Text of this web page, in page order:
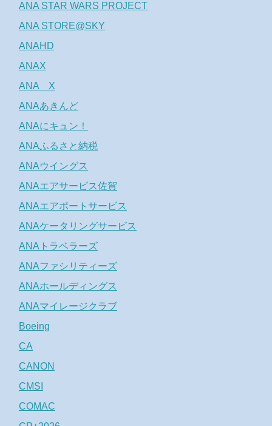
ANA STAR WARS PROJECT
ANA STORE@SKY
ANAHD
ANAX
ANA X
ANAあきんど
ANAにキュン！
ANAふるさと納税
ANAウイングス
ANAエアサービス佐賀
ANAエアポートサービス
ANAケータリングサービス
ANAトラベラーズ
ANAファシリティーズ
ANAホールディングス
ANAマイレージクラブ
Boeing
CA
CANON
CMSI
COMAC